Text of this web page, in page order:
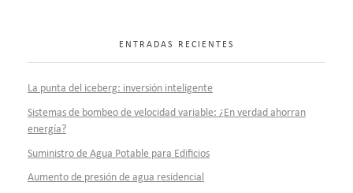
ENTRADAS RECIENTES
La punta del iceberg: inversión inteligente
Sistemas de bombeo de velocidad variable: ¿En verdad ahorran
energía?
Suministro de Agua Potable para Edificios
Aumento de presión de agua residencial